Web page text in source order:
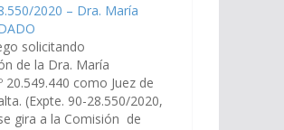
2020 – Dra. María
solicitando
de la Dra. María
como Juez de
(Expte. 90-28.550/2020,
gira a la Comisión de